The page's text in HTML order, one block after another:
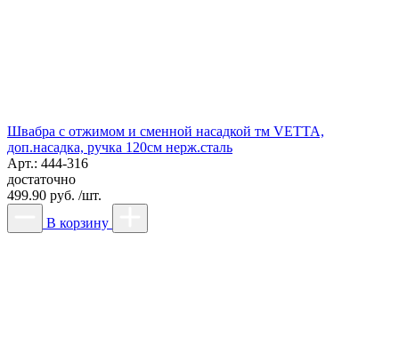
Швабра с отжимом и сменной насадкой тм VETTA,
доп.насадка, ручка 120см нерж.сталь
Арт.: 444-316
достаточно
499.90 руб. /шт.
В корзину